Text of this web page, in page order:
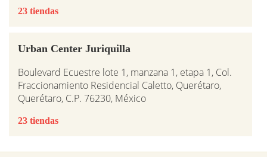
23 tiendas
Urban Center Juriquilla
Boulevard Ecuestre lote 1, manzana 1, etapa 1, Col.
Fraccionamiento Residencial Caletto, Querétaro,
Querétaro, C.P. 76230, México
23 tiendas